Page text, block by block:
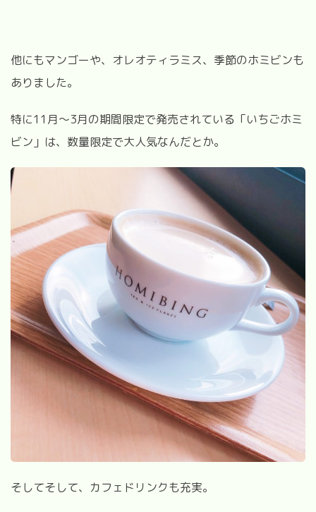
他にもマンゴーや、オレオティラミス、季節のホミビンも
ありました。
特に11月〜3月の期間限定で発売されている「いちごホミ
ビン」は、数量限定で大人気なんだとか。
そしてそして、カフェドリンクも充実。